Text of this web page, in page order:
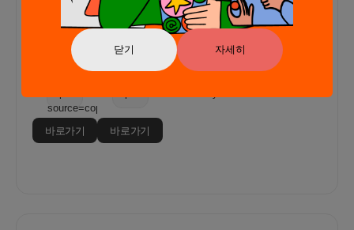
닫기 자세히
을 하고 있습니다. 올바른 투자 습관과 철학이 투자
의 첫걸음입니다.저는 전체 프로젝트의 비전과 목표
를 수립하고, 팀이 이 목표를 향해 나아갈 수 있도록
방향을 제시합니다다만 pm님과 팀원 여러분 소통을
통해 프로젝트의 윤활유 역화을 하겠습니다.4. 기타
입니다.재정적 보상- 수익 배분:1. 플랫폼이 수익을
창출하게 될 경우, 초기 투자자나 팀원들에게 수익의
일정 비율을 분배하는 방안을 고려2. 법인화를 통한
바로가기 바로가기